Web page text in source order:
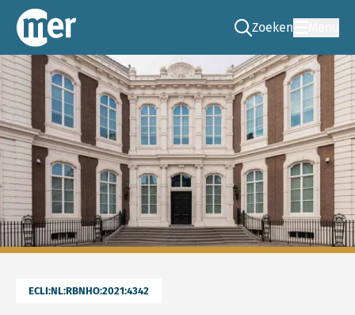
Commissie mer
Zoeken
Ga naar de zoek
ECLI:NL:RBNHO:2021:4342